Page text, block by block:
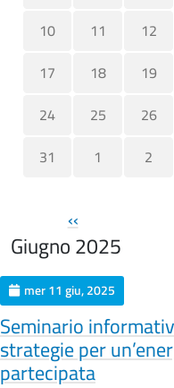
10
11 12
17
18 19
24
25 26
31
1 2
‹‹
Giugno 2025
mer 11 giu, 2025
Seminario
strategie per
partecipata